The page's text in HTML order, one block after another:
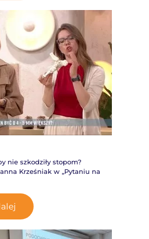
nie szkodziły stopom?
Krześniak w „Pytaniu na